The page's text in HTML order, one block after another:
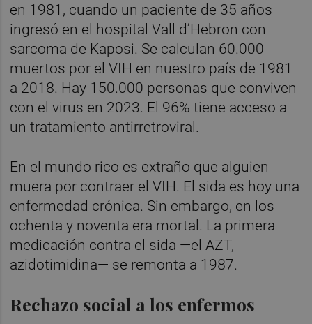
en 1981, cuando un paciente de 35 años
ingresó en el hospital Vall d’Hebron con
sarcoma de Kaposi. Se calculan 60.000
muertos por el VIH en nuestro país de 1981
a 2018. Hay 150.000 personas que conviven
con el virus en 2023. El 96% tiene acceso a
un tratamiento antirretroviral.
En el mundo rico es extraño que alguien
muera por contraer el VIH. El sida es hoy una
enfermedad crónica. Sin embargo, en los
ochenta y noventa era mortal. La primera
medicación contra el sida —el AZT,
azidotimidina— se remonta a 1987.
Rechazo social a los enfermos